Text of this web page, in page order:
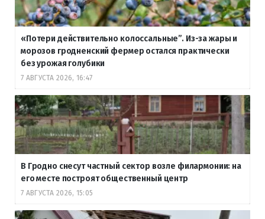
«Потери действительно колоссальные”. Из-за жары и
морозов гродненский фермер остался практически
без урожая голубики
7 АВГУСТА 2026, 16:47
В Гродно снесут частный сектор возле филармонии: на
его месте построят общественный центр
7 АВГУСТА 2026, 15:05